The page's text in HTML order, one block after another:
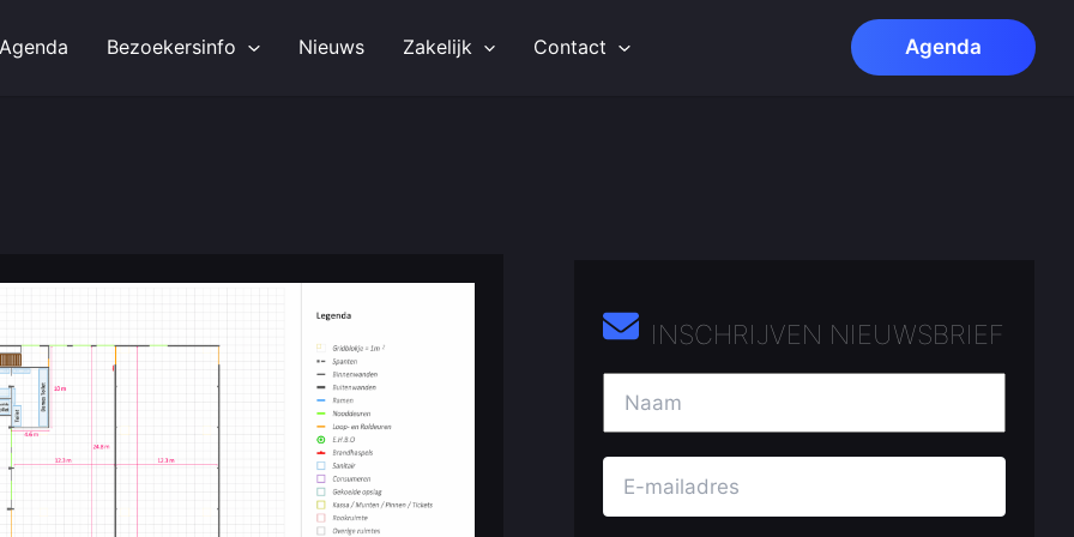
Agenda Bezoekersinfo Nieuws Zakelijk Contact Agenda
INSCHRIJVEN NIEUWSBRIEF